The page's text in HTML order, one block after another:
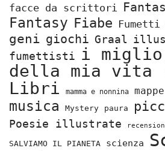
facce da scrittori
Fantasy Fiabe Fumetti
geni giochi Graal
fumettisti i
della mia vita
Libri mamma e nonnina mappe
musica Mystery paura
Poesie illustrate
SALVIAMO IL PIANETA scienza